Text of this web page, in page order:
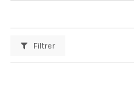
Filtrer